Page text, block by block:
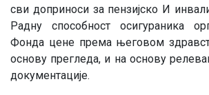
сви доприноси за пензијско И
Радну способност осигураника
Фонда цене према његовом
основу прегледа, и на основу
документације.